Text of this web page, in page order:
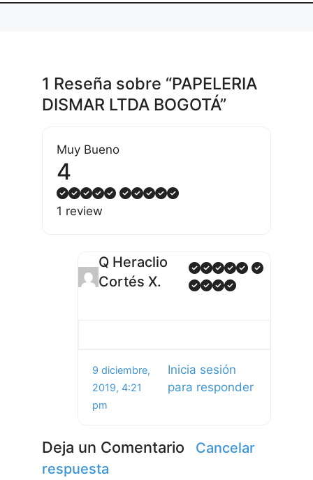
1 Reseña sobre “PAPELERIA
DISMAR LTDA BOGOTÁ”
Muy Bueno
4
1 review
Q Heraclio
Cortés X.
9 diciembre,
2019, 4:21
pm
Inicia sesión
para responder
Deja un Comentario
Cancelar
respuesta